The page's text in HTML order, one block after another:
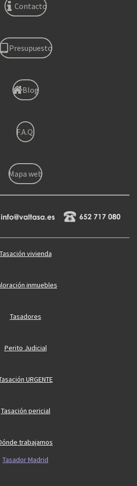
Contacto
Presupuesto
Blog
F.A.Q.
Mapa web
Tasación vivienda
inmuebles
Tasadores
Perito Judicial
URGENTE
Tasación pericial
trabajamos
Tasador Madrid